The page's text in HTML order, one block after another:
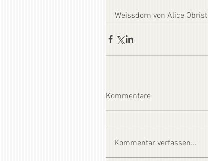
Weissdorn von Alice Obrist
Kommentare
Kommentar verfassen...